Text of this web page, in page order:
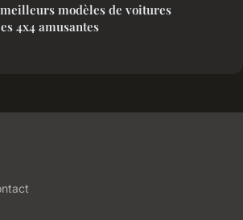
modèles de voitures
4x4 amusantes